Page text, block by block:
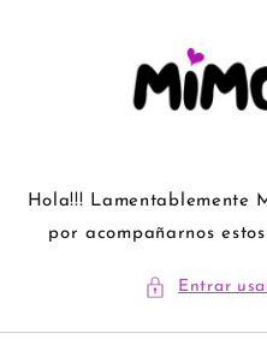
Hola!!! Lamentablemente
por acompañarnos
Entrar